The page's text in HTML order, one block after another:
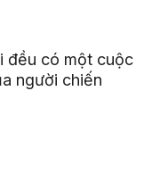
đều có một cuộc
người chiến